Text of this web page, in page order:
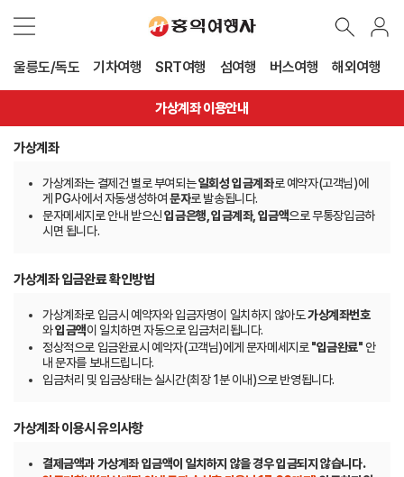
울릉도/독도 기차여행 SRT여행 섬여행 버스여행 해외여행
가상계좌 이용안내
가상계좌
가상계좌는 결제건 별로 부여되는일회성 입금계좌로 예약자(고객님)에
게 PG사에서 자동생성하여 문자로 발송됩니다.
문자메세지로 안내 받으신입금은행, 입금계좌, 입금액으로 무통장입금하
시면 됩니다.
가상계좌 입금완료 확인방법
가상계좌로 입금시 예약자와 입금자명이 일치하지 않아도가상계좌번호
와입금액이 일치하면 자동으로 입금처리됩니다.
정상적으로 입금완료시 예악자(고객님)에게 문자메세지로 "입금완료" 안
내 문자를 보내드립니다.
입금처리 및 입금상태는 실시간(최장 1분 이내)으로 반영됩니다.
가상계좌 이용시 유의사항
결제금액과 가상계좌 입금액이 일치하지 않을 경우 입금되지 않습니다.